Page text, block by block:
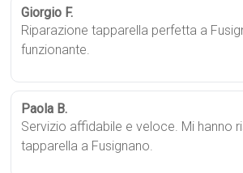
Giorgio F.
Riparazione tapparella perfetta a
funzionante.
Paola B.
Servizio affidabile e veloce. Mi hanno
tapparella a Fusignano.